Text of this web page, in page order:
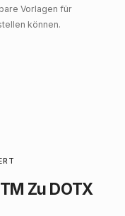
Vorlagen für
können.
Zu DOTX